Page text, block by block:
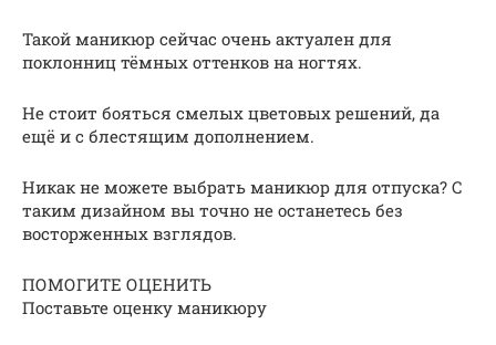
Такой маникюр сейчас очень актуален для
поклонниц тёмных оттенков на ногтях.
Не стоит бояться смелых цветовых решений, да
ещё и с блестящим дополнением.
Никак не можете выбрать маникюр для отпуска? С
таким дизайном вы точно не останетесь без
восторженных взглядов.
ПОМОГИТЕ ОЦЕНИТЬ
Поставьте оценку маникюру